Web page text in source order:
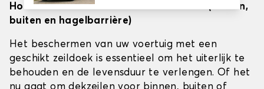
Hoe autodekzeilen effectief installeren (binnen,
buiten en hagelbarrière)
Het beschermen van uw voertuig met een
geschikt zeildoek is essentieel om het uiterlijk te
behouden en de levensduur te verlengen. Of het